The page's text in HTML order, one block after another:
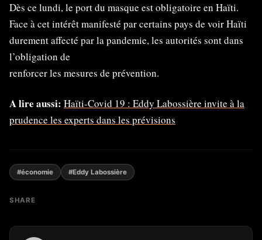
Dès ce lundi, le port du masque est obligatoire en Haïti.
Face à cet intérêt manifesté par certains pays de voir Haïti
durement affecté par la pandemie, les autorités sont dans
l’obligation de
renforcer les mesures de prévention.
A lire aussi: Haïti-Covid 19 : Eddy Labossière invite à la
prudence les experts dans les prévisions
#économie #Eddy Labossière
SHARE